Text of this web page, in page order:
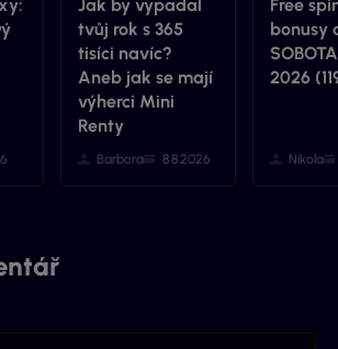
Jak by vypadal
tvůj rok s 365
tisíci navíc?
Aneb jak se mají
výherci Mini
Renty
Barbora 8.8.2026
Free
bonusy
2026
Nikola